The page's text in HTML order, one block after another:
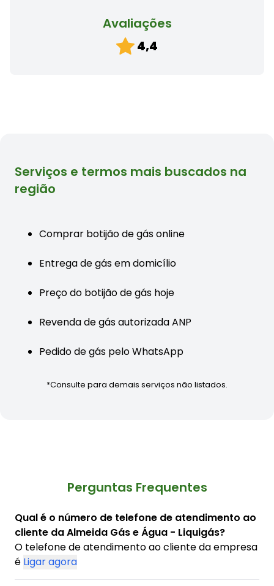
Avaliações
4,4
Serviços e termos mais buscados na
região
Comprar botijão de gás online
Entrega de gás em domicílio
Preço do botijão de gás hoje
Revenda de gás autorizada ANP
Pedido de gás pelo WhatsApp
*Consulte para demais serviços não listados.
Perguntas Frequentes
Qual é o número de telefone de atendimento ao
cliente da Almeida Gás e Água - Liquigás?
O telefone de atendimento ao cliente da empresa
é Ligar agora